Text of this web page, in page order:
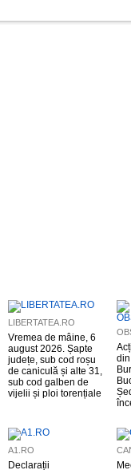
LIBERTATEA.RO
Vremea de mâine, 6
august 2026. Șapte
județe, sub cod roșu
de caniculă și alte 31,
sub cod galben de
vijelii și ploi torențiale
A1.RO
Declarații